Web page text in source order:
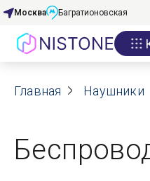
Акции
О нас
Договор
Москва Багратионовская
Главная Наушники